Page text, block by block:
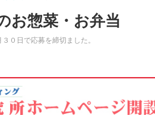
お惣菜・お弁当
３０日で応募を締切ました。